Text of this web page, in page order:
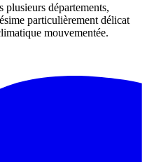
plusieurs départements,
particulièrement délicat
mouvementée.